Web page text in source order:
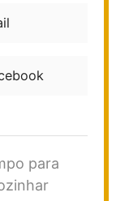
para